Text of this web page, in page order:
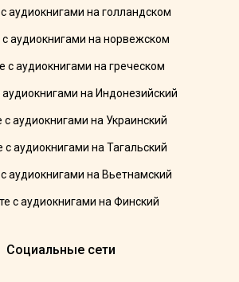
с аудиокнигами на голландском
с аудиокнигами на норвежском
с аудиокнигами на греческом
аудиокнигами на Индонезийский
с аудиокнигами на Украинский
с аудиокнигами на Тагальский
с аудиокнигами на Вьетнамский
с аудиокнигами на Финский
Социальные сети